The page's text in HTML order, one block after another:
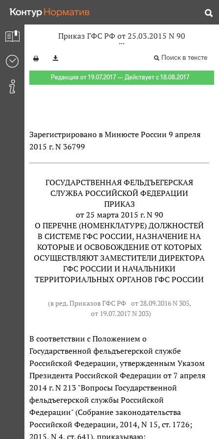
Приказ ГФС РФ от 25.03.2015 N 90
Поиск в тексте
Редакция от 19.07.2017 — Действует с 18.08.2017
Зарегистрировано в Минюсте России 9 апреля
2015 г. N 36799
ГОСУДАРСТВЕННАЯ ФЕЛЬДЪЕГЕРСКАЯ
СЛУЖБА РОССИЙСКОЙ ФЕДЕРАЦИИ
ПРИКАЗ
от 25 марта 2015 г. N 90
О ПЕРЕЧНЕ (НОМЕНКЛАТУРЕ) ДОЛЖНОСТЕЙ
В СИСТЕМЕ ГФС РОССИИ, НАЗНАЧЕНИЕ НА
КОТОРЫЕ И ОСВОБОЖДЕНИЕ ОТ КОТОРЫХ
ОСУЩЕСТВЛЯЮТ ЗАМЕСТИТЕЛИ ДИРЕКТОРА
ГФС РОССИИ И НАЧАЛЬНИКИ
ТЕРРИТОРИАЛЬНЫХ ОРГАНОВ ГФС РОССИИ
(в ред. Приказов ГФС РФ от 28.09.2016 N 305,
от 19.07.2017 N 203)
В соответствии с Положением о
Государственной фельдъегерской службе
Российской Федерации, утвержденным Указом
Президента Российской Федерации от 7 апреля
2014 г. N 213 "Вопросы Государственной
фельдъегерской службы Российской
Федерации" (Собрание законодательства
Российской Федерации, 2014, N 15, ст. 1726;
2015, N 4, ст. 641), приказываю: